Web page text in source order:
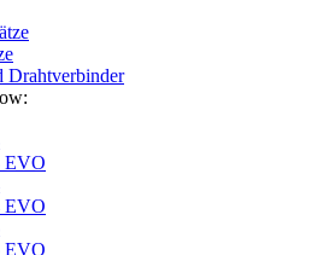
Drahtverbinder
EVO
EVO
EVO